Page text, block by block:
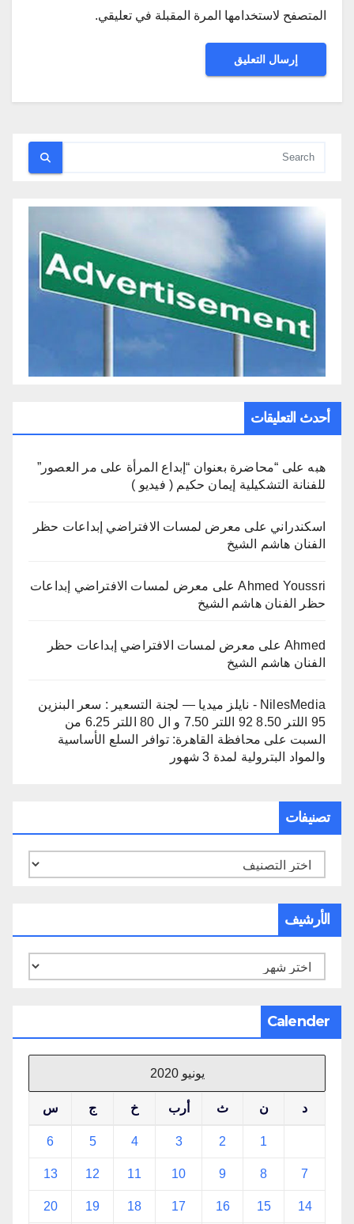
المتصفح لاستخدامها المرة المقبلة في تعليقي.
أحدث التعليقات
هبه على “محاضرة بعنوان “إبداع المرأة على مر العصور”
للفنانة التشكيلية إيمان حكيم ( فيديو )
اسكندراني على معرض لمسات الافتراضي إبداعات حظر
الفنان هاشم الشيخ
Ahmed Youssriعلى معرض لمسات الافتراضي إبداعات
حظر الفنان هاشم الشيخ
Ahmed على معرض لمسات الافتراضي إبداعات حظر
الفنان هاشم الشيخ
NilesMedia - نايلز ميديا — لجنة التسعير : سعر البنزين
95 اللتر 8.50 92 اللتر 7.50 و ال 80 اللتر 6.25 من
السبت على محافظة القاهرة: توافر السلع الأساسية
والمواد البترولية لمدة 3 شهور
تصنيفات
تصنيفات
الأرشيف
الأرشيف
Calender
يونيو 2020
د ن ث أرب خ ج س
1
2
3
4
5
6
7
8
9
10
11
12
13
14
15
16
17
18
19
20